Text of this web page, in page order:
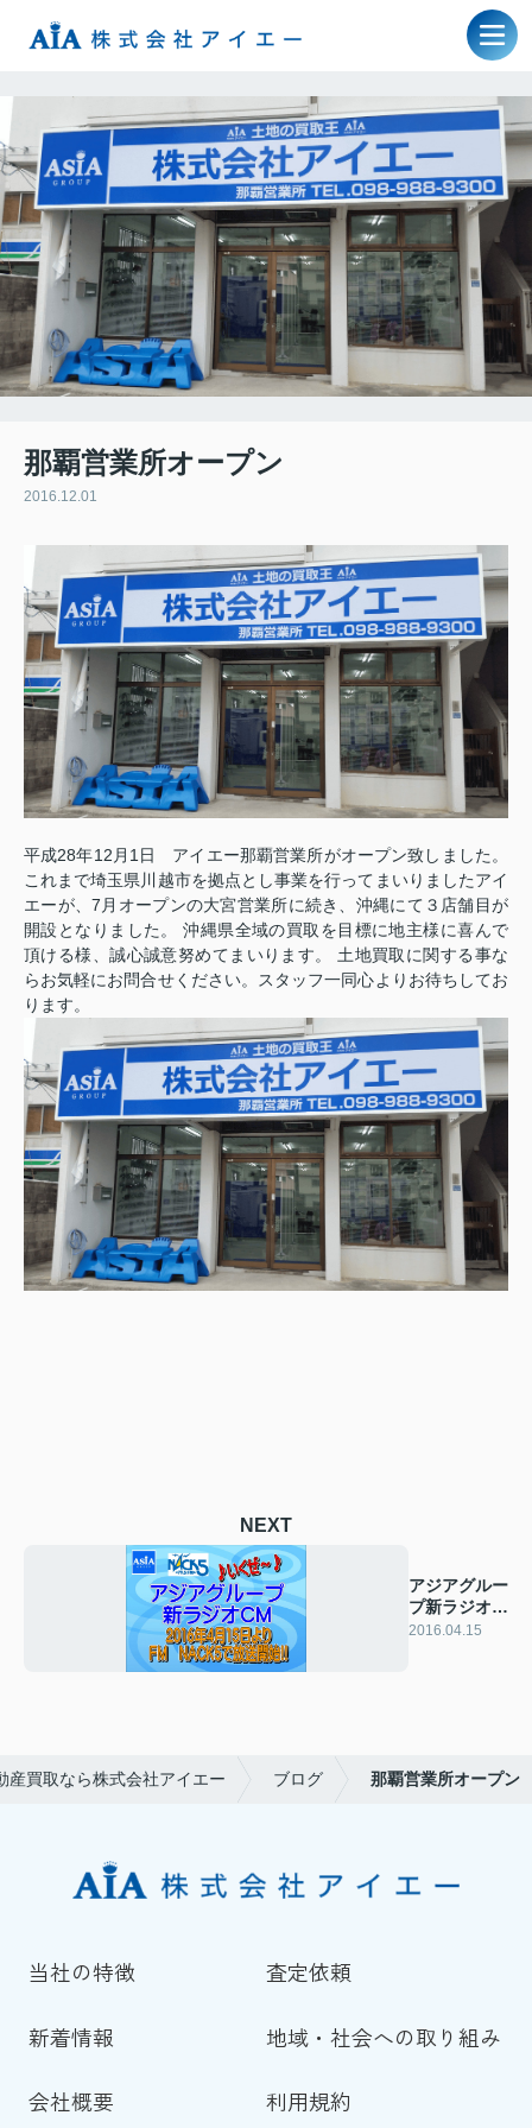
那覇営業所オープン
2016.12.01
平成28年12月1日 アイエー那覇営業所がオープン致しました。
これまで埼玉県川越市を拠点とし事業を行ってまいりましたアイ
エーが、7月オープンの大宮営業所に続き、沖縄にて３店舗目が
開設となりました。 沖縄県全域の買取を目標に地主様に喜んで
頂ける様、誠心誠意努めてまいります。 土地買取に関する事な
らお気軽にお問合せください。スタッフ一同心よりお待ちしてお
ります。
NEXT
アジアグルー
プ新ラジオ
CM放送開
2016.04.15
産買取なら株式会社アイエー ブログ 那覇営業所オープン
当社の特徴 査定依頼
新着情報 地域・社会への取り組み
会社概要 利用規約